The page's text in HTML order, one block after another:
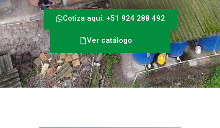
Cotiza aquí: +51 924 288 492
Ver catálogo